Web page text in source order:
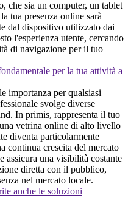
che sia un computer, un tablet
tua presenza online sarà
dal dispositivo utilizzato dai
l'esperienza utente, cercando
di navigazione per il tuo
per la tua attività a
importanza per qualsiasi
svolge diverse
In primis, rappresenta il tuo
vetrina online di alto livello
diventa particolarmente
continua crescita del mercato
assicura una visibilità costante
diretta con il pubblico,
nel mercato locale.
anche le soluzioni